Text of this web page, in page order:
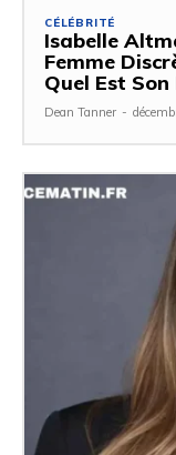
CÉLÉBRITÉ
Isabelle
Femme
Quel Est
Dean Tanner -